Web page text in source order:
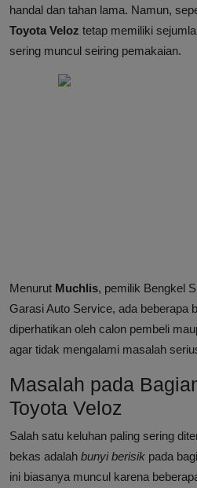
handal dan tahan lama. Namun,
Toyota Veloz tetap memiliki
sering muncul seiring pemakaian.
Menurut Muchlis, pemilik Bengkel
Garasi Auto Service, ada beberapa
diperhatikan oleh calon pembeli
agar tidak mengalami masalah
Masalah pada
Toyota Veloz
Salah satu keluhan paling sering
bekas adalah bunyi berisik pada
ini biasanya muncul karena